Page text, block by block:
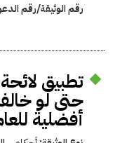
رقم الوثيقة/رقم
تطبيق
حتى لو
أفضلية